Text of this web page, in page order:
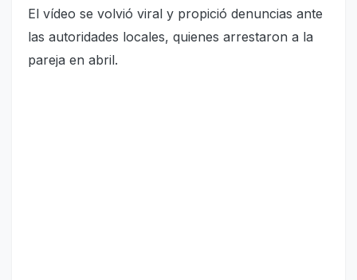
El vídeo se volvió viral y propició denuncias ante
las autoridades locales, quienes arrestaron a la
pareja en abril.